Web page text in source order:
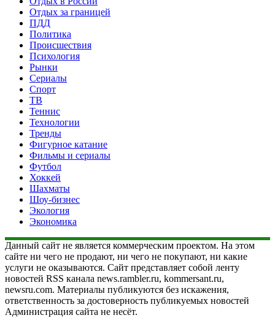
Отдых за границей
ПДД
Политика
Происшествия
Психология
Рынки
Сериалы
Спорт
ТВ
Теннис
Технологии
Тренды
Фигурное катание
Фильмы и сериалы
Футбол
Хоккей
Шахматы
Шоу-бизнес
Экология
Экономика
Данный сайт не является коммерческим проектом. На этом
сайте ни чего не продают, ни чего не покупают, ни какие
услуги не оказываются. Сайт представляет собой ленту
новостей RSS канала news.rambler.ru, kommersant.ru,
newsru.com. Материалы публикуются без искажения,
ответственность за достоверность публикуемых новостей
Администрация сайта не несёт.